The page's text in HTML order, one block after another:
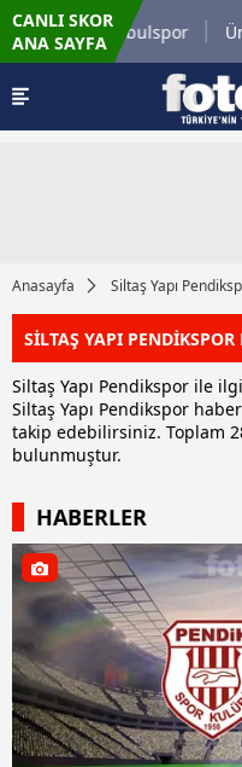
CANLI SKOR
ANA SAYFA
İstanbulspor
Anasayfa Siltaş Yapı
SİLTAŞ YAPI PENDİKSPOR
Siltaş Yapı Pendikspor ile
Siltaş Yapı Pendikspor
takip edebilirsiniz. Toplam
bulunmuştur.
HABERLER